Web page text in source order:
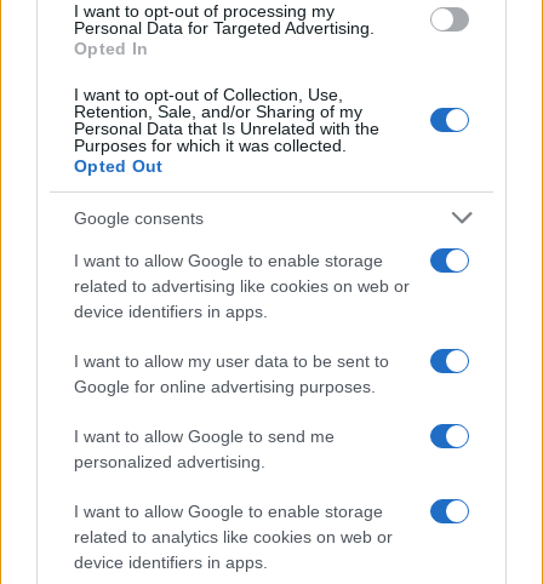
consent section.
I want to opt-out of processing my
Personal Data for Targeted Advertising.
Opted In
I want to opt-out of Collection, Use,
Retention, Sale, and/or Sharing of my
Personal Data that Is Unrelated with the
Purposes for which it was collected.
Opted Out
Google consents
I want to allow Google to enable storage
related to advertising like cookies on web or
device identifiers in apps.
I want to allow my user data to be sent to
Google for online advertising purposes.
I want to allow Google to send me
personalized advertising.
I want to allow Google to enable storage
related to analytics like cookies on web or
device identifiers in apps.
FRASI
Frasi celebri
Frasi da condividere
Poesie
FILM
Frasi dei film
Frasi film più lette
Incipit dei film
Film più cercati
Frasi sul cinema
SERVIZI
Mappa del sito